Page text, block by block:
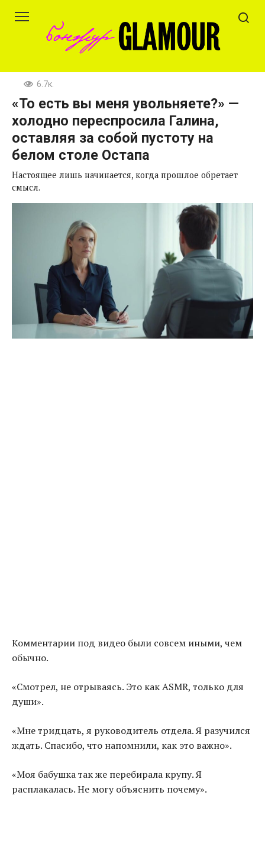
6.7к.
«То есть вы меня увольняете?» —
холодно переспросила Галина,
оставляя за собой пустоту на
белом столе Остапа
Настоящее лишь начинается, когда прошлое обретает
смысл.
Комментарии под видео были совсем иными, чем
обычно.
«Смотрел, не отрываясь. Это как ASMR, только для
души».
«Мне тридцать, я руководитель отдела. Я разучился
ждать. Спасибо, что напомнили, как это важно».
«Моя бабушка так же перебирала крупу. Я
расплакалась. Не могу объяснить почему».